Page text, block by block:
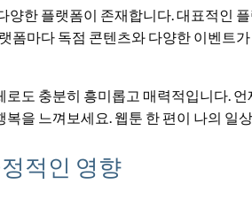
양한 플랫폼이 존재합니다. 대표적인
폼마다 독점 콘텐츠와 다양한 이벤트
로도 충분히 흥미롭고 매력적입니다.
을 느껴보세요. 웹툰 한 편이 나의 일
적인 영향